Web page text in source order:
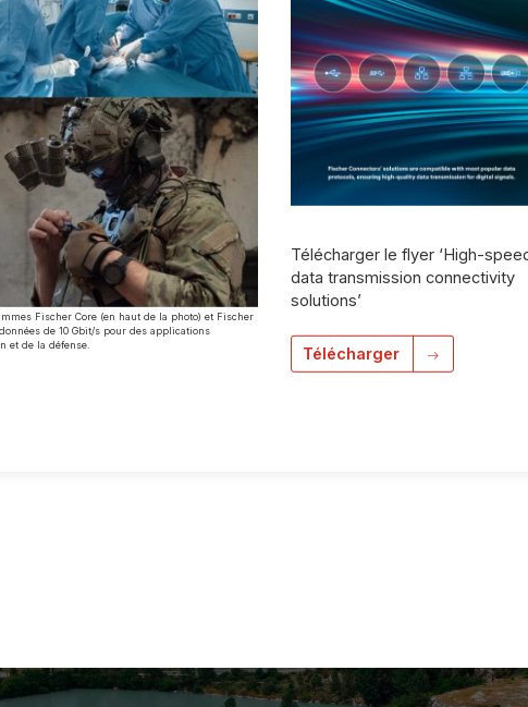
Fischer Core (en haut de la photo) et Fischer
de 10 Gbit/s pour des applications
et de la défense.
Télécharger le flyer ‘High-
data transmission connectivity
solutions’
Télécharger